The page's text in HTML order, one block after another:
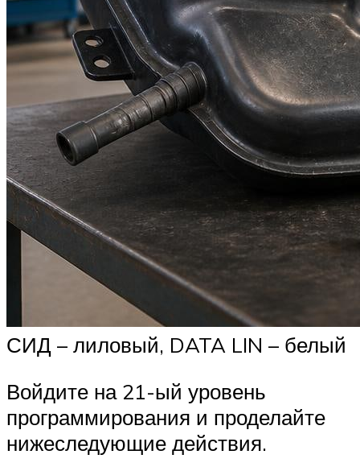
СИД – лиловый, DATA LIN – белый
Войдите на 21-ый уровень
программирования и проделайте
нижеследующие действия.